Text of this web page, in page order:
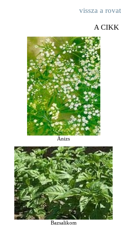
vissza a
A CIKK
Ánizs
Bazsalikom